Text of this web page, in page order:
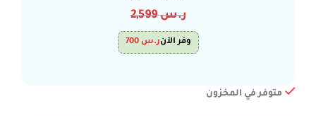
ر.س2,599
وفر الآنر.س 700
متوفر في المخزون